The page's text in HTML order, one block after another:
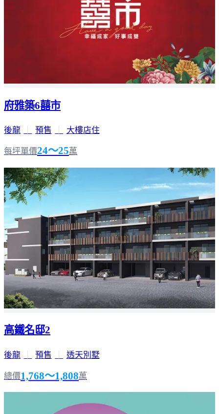
府雅築6囍市
後龍 預售 大樓店住
每坪單價24～25萬
高鐵名邸2
後龍 預售 透天別墅
總價1,768～1,808萬